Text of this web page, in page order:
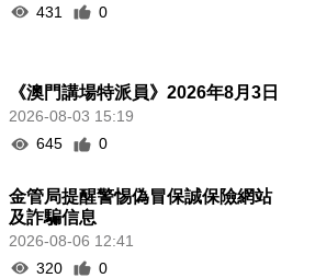
431
0
《澳門講場特派員》2026年8月3日
2026-08-03 15:19
645
0
金管局提醒警惕偽冒保誠保險網站
及詐騙信息
2026-08-06 12:41
320
0